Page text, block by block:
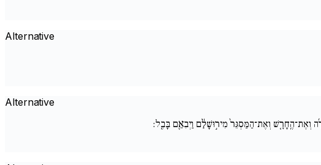
Alternative
Alternative
וְאֶת־הֶֽחָרָ֚שׁ וְאֶת־הַמַּסְגֵּר֙ מִיר֣וּשָׁלִַ֔ם וַיְבִאֵ֖ם בָּבֶֽל: